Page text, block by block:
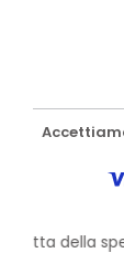
della